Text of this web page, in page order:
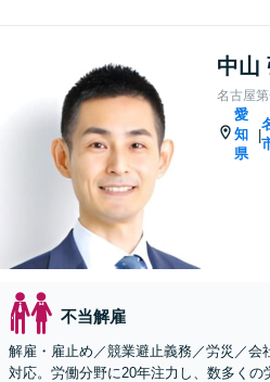
中山
名古屋
愛
知
県
|
不当解雇
解雇・雇止め／競業避止義務／労災／会
対応。労働分野に20年注力し、数多くの